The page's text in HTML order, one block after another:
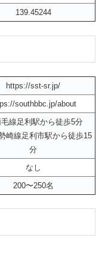
139.45244
https://sst-sr.jp/
southbbc.jp/about
線足利駅から徒歩5分
崎線足利市駅から徒歩15
分
なし
200〜250名